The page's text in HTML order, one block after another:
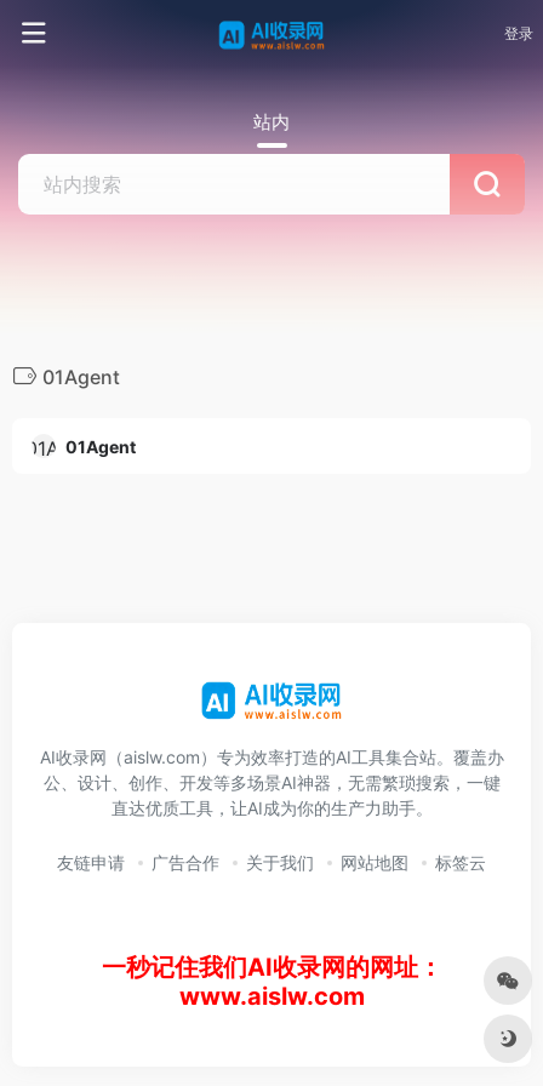
登录
站内
01Agent
01Agent
AI收录网（aislw.com）专为效率打造的AI工具集合站。覆盖办
公、设计、创作、开发等多场景AI神器，无需繁琐搜索，一键
直达优质工具，让AI成为你的生产力助手。
友链申请 广告合作 关于我们 网站地图 标签云
一秒记住我们AI收录网的网址：
www.aislw.com